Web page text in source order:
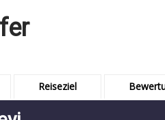
Reiseziel